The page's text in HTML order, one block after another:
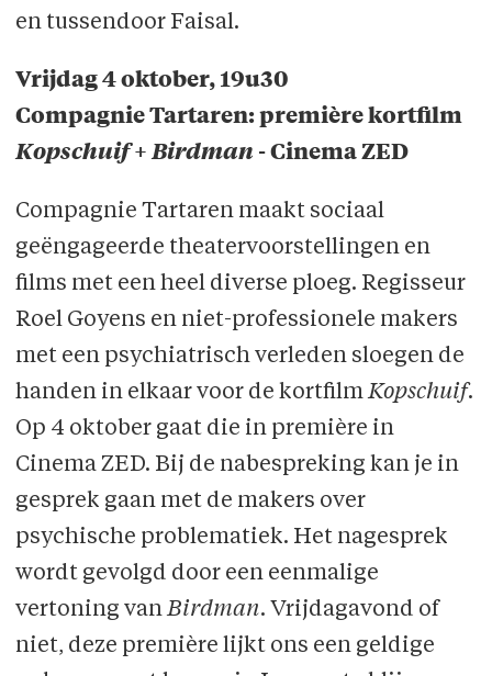
en tussendoor Faisal.
Vrijdag 4 oktober, 19u30
Compagnie Tartaren: première kortfilm
Kopschuif+Birdman - Cinema ZED
Compagnie Tartaren maakt sociaal
geëngageerde theatervoorstellingen en
films met een heel diverse ploeg. Regisseur
Roel Goyens en niet-professionele makers
met een psychiatrisch verleden sloegen de
handen in elkaar voor de kortfilmKopschuif.
Op 4 oktober gaat die in première in
Cinema ZED. Bij de nabespreking kan je in
gesprek gaan met de makers over
psychische problematiek. Het nagesprek
wordt gevolgd door een eenmalige
vertoning vanBirdman. Vrijdagavond of
niet, deze première lijkt ons een geldige